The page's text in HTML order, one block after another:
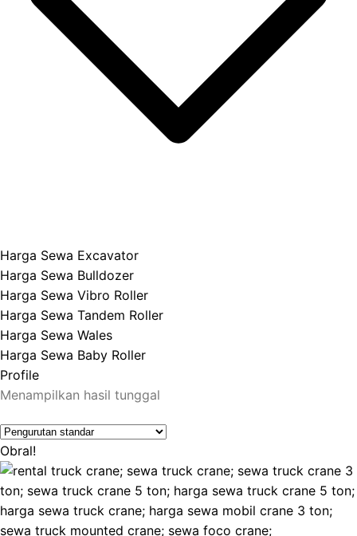
Harga Sewa Excavator
Harga Sewa Bulldozer
Harga Sewa Vibro Roller
Harga Sewa Tandem Roller
Harga Sewa Wales
Harga Sewa Baby Roller
Profile
Menampilkan hasil tunggal
Obral!